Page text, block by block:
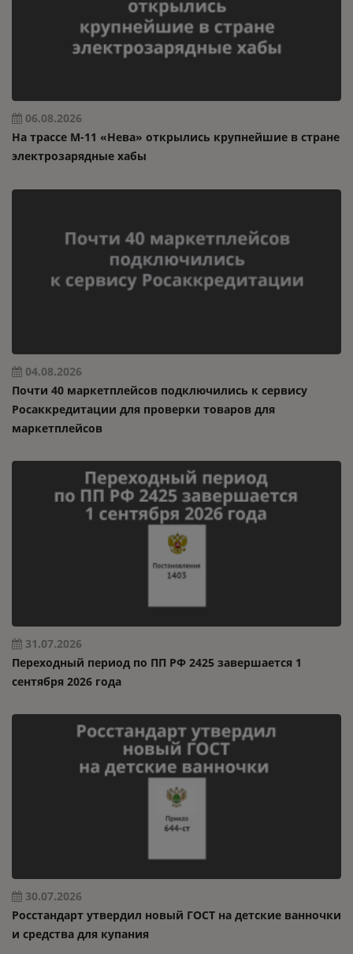
06.08.2026
На трассе М-11 «Нева» открылись крупнейшие в стране
электрозарядные хабы
04.08.2026
Почти 40 маркетплейсов подключились к сервису
Росаккредитации для проверки товаров для
маркетплейсов
31.07.2026
Переходный период по ПП РФ 2425 завершается 1
сентября 2026 года
30.07.2026
Росстандарт утвердил новый ГОСТ на детские ванночки
и средства для купания